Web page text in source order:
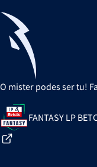
O mister podes ser tu!
FANTASY LP